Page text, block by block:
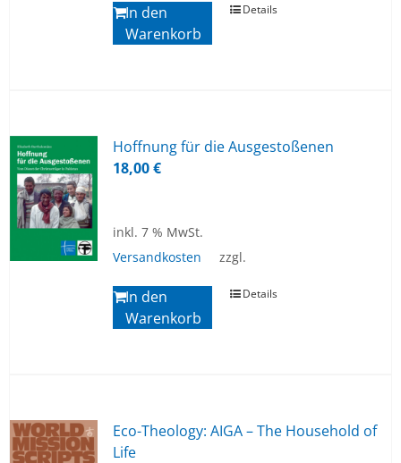
In den
Warenkorb
Details
Hoff­nung für die Aus­ge­sto­ße­nen
18,00€
inkl. 7 % MwSt.
zzgl.
Versandkosten
In den
Warenkorb
Details
Eco-Theo­lo­gy: AIGA – The House­hold of
Life